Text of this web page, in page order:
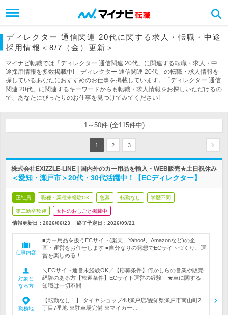
ディレクター 通信関連 20代に関する求人・転職・中途
採用情報＜8/7（金）更新＞
マイナビ転職では「ディレクター 通信関連 20代」に関連する転職・求人・中
途採用情報を多数掲載中!「ディレクター 通信関連 20代」の転職・求人情報を
探しているあなたにおすすめのお仕事を掲載しています。「ディレクター 通信
関連 20代」に関連するキーワードからも転職・求人情報をお探しいただけるの
で、あなたにぴったりのお仕事を見つけてみてください!
1～50件 (全115件中)
1 2 3
株式会社EXIZZLE-LINE | 国内外のカー用品を輸入・WEB販売★土日祝休み
＜愛知・瀬戸市＞20代・30代活躍中！【ECディレクター】
正社員 職種・業種未経験OK 急募 転勤なし 学歴不問
第二新卒歓迎 女性のおしごと掲載中
情報更新日：2026/06/23 終了予定日： 2026/09/21
仕事内容
■カー用品を扱うECサイト(楽天、Yahoo!、Amazonなど)の企
画・運営をお任せします ■自分なりの発想でECサイトづくり、運
営を楽しめる！
対象と
なる方
＼ECサイト運営未経験OK／【応募条件】何かしらの営業や販売
経験のある方【歓迎条件】ECサイト運営の経験 ★車に関する
知識は一切不問
勤務地
【転勤なし！】 タイヤショップ4U瀬戸店/愛知県瀬戸市南山町2
丁目7番地 ※駐車場完備 ※マイカー…